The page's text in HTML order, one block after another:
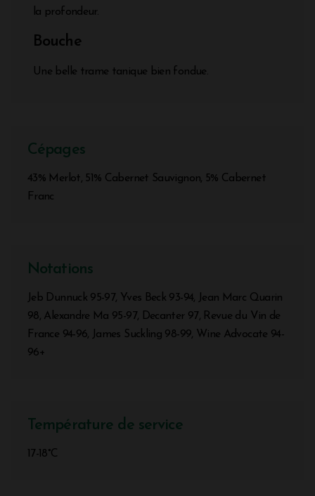
la profondeur.
Bouche
Une belle trame tanique bien fondue.
Cépages
43% Merlot, 51% Cabernet Sauvignon, 5% Cabernet
Franc
Notations
Jeb Dunnuck 95-97, Yves Beck 93-94, Jean Marc Quarin
98, Alexandre Ma 95-97, Decanter 97, Revue du Vin de
France 94-96, James Suckling 98-99, Wine Advocate 94-
96+
Température de service
17-18°C